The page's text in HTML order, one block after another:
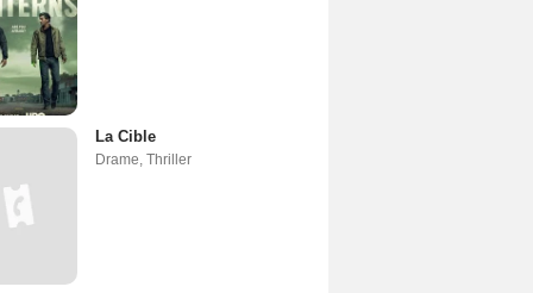
La Cible
Drame Thriller